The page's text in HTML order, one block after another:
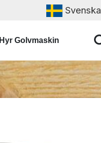
Svenska
Hyr Golvmaskin